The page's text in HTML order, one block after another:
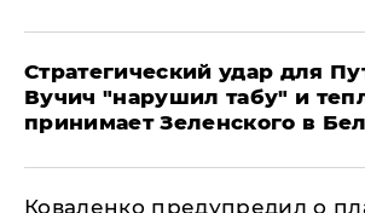
Стратегический удар для
Вучич "нарушил табу" и
принимает Зеленского в
Коваленко предупредил о